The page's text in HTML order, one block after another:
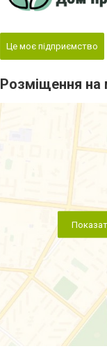
Це моє підприємство
Розміщення на